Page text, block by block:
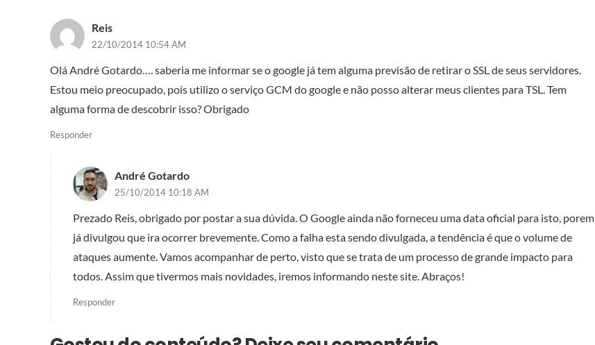
Reis
22/10/2014 10:54 AM
Olá André Gotardo…. saberia me informar se o google já tem alguma previsão de retirar o SSL de seus servidores.
Estou meio preocupado, pois utilizo o serviço GCM do google e não posso alterar meus clientes para TSL. Tem
alguma forma de descobrir isso? Obrigado
Responder
André Gotardo
25/10/2014 10:18 AM
Prezado Reis, obrigado por postar a sua dúvida. O Google ainda não forneceu uma data oficial para isto, porem
já divulgou que ira ocorrer brevemente. Como a falha esta sendo divulgada, a tendência é que o volume de
ataques aumente. Vamos acompanhar de perto, visto que se trata de um processo de grande impacto para
todos. Assim que tivermos mais novidades, iremos informando neste site. Abraços!
Responder